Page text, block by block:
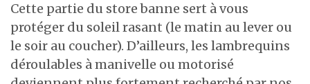
Cette partie du store banne sert à vous
protéger du soleil rasant (le matin au lever ou
le soir au coucher). D’ailleurs, les lambrequins
déroulables à manivelle ou motorisé